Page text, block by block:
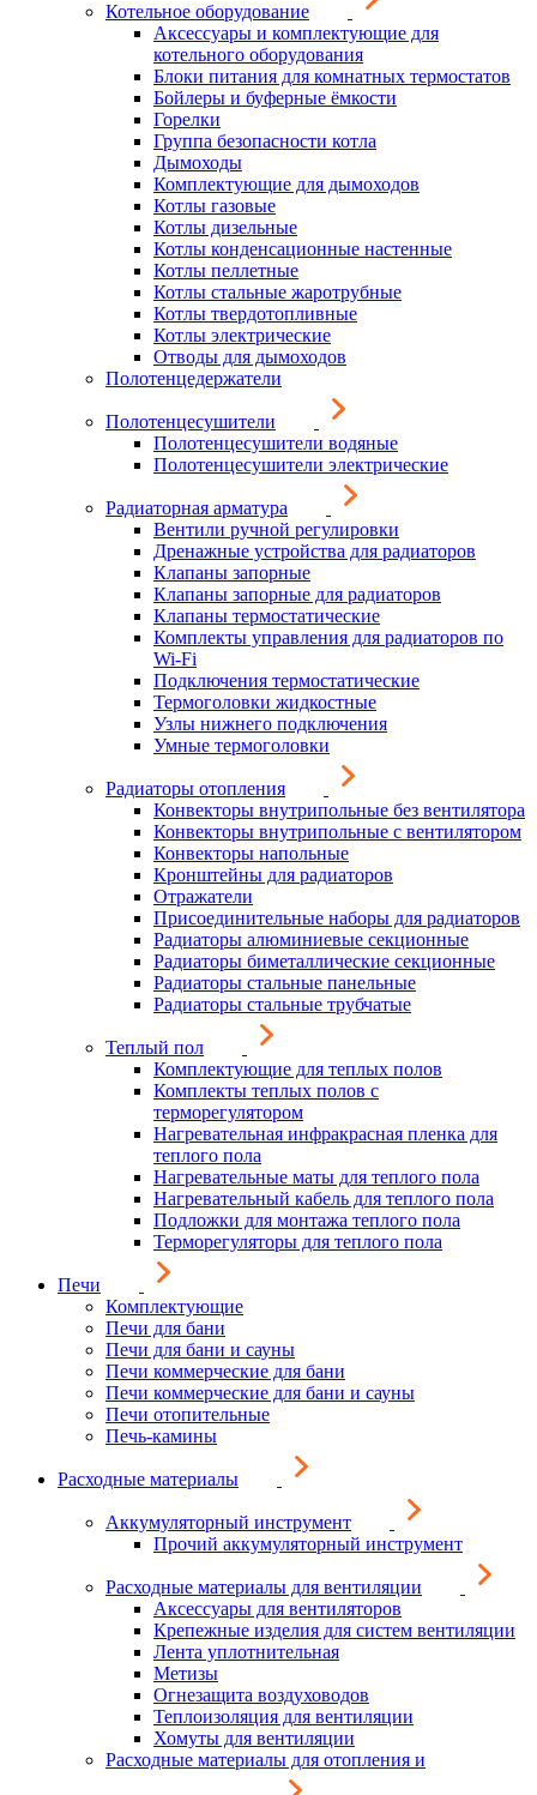
Котельное оборудование
Аксессуары и комплектующие для
котельного оборудования
Блоки питания для комнатных термостатов
Бойлеры и буферные ёмкости
Горелки
Группа безопасности котла
Дымоходы
Комплектующие для дымоходов
Котлы газовые
Котлы дизельные
Котлы конденсационные настенные
Котлы пеллетные
Котлы стальные жаротрубные
Котлы твердотопливные
Котлы электрические
Отводы для дымоходов
Полотенцедержатели
Полотенцесушители
Полотенцесушители водяные
Полотенцесушители электрические
Радиаторная арматура
Вентили ручной регулировки
Дренажные устройства для радиаторов
Клапаны запорные
Клапаны запорные для радиаторов
Клапаны термостатические
Комплекты управления для радиаторов по
Wi-Fi
Подключения термостатические
Термоголовки жидкостные
Узлы нижнего подключения
Умные термоголовки
Радиаторы отопления
Конвекторы внутрипольные без вентилятора
Конвекторы внутрипольные с вентилятором
Конвекторы напольные
Кронштейны для радиаторов
Отражатели
Присоединительные наборы для радиаторов
Радиаторы алюминиевые секционные
Радиаторы биметаллические секционные
Радиаторы стальные панельные
Радиаторы стальные трубчатые
Теплый пол
Комплектующие для теплых полов
Комплекты теплых полов с
терморегулятором
Нагревательная инфракрасная пленка для
теплого пола
Нагревательные маты для теплого пола
Нагревательный кабель для теплого пола
Подложки для монтажа теплого пола
Терморегуляторы для теплого пола
Печи
Комплектующие
Печи для бани
Печи для бани и сауны
Печи коммерческие для бани
Печи коммерческие для бани и сауны
Печи отопительные
Печь-камины
Расходные материалы
Аккумуляторный инструмент
Прочий аккумуляторный инструмент
Расходные материалы для вентиляции
Аксессуары для вентиляторов
Крепежные изделия для систем вентиляции
Лента уплотнительная
Метизы
Огнезащита воздуховодов
Теплоизоляция для вентиляции
Хомуты для вентиляции
Расходные материалы для отопления и